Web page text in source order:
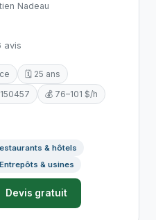
Nadeau
avis
🗓️ 25 ans
💰 76–101 $/h
& hôtels
Entrepôts & usines
Devis gratuit